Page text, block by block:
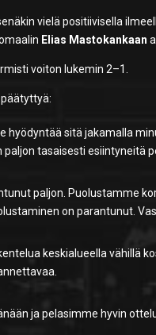
vielä positiivisella
Elias Mastokankaan
voiton lukemin 2–1.
hyödyntää sitä jakamalla
tasaisesti esiintyneitä
paljon. Puolustamme
on parantunut.
keskialueella vähillä
ja pelasimme hyvin